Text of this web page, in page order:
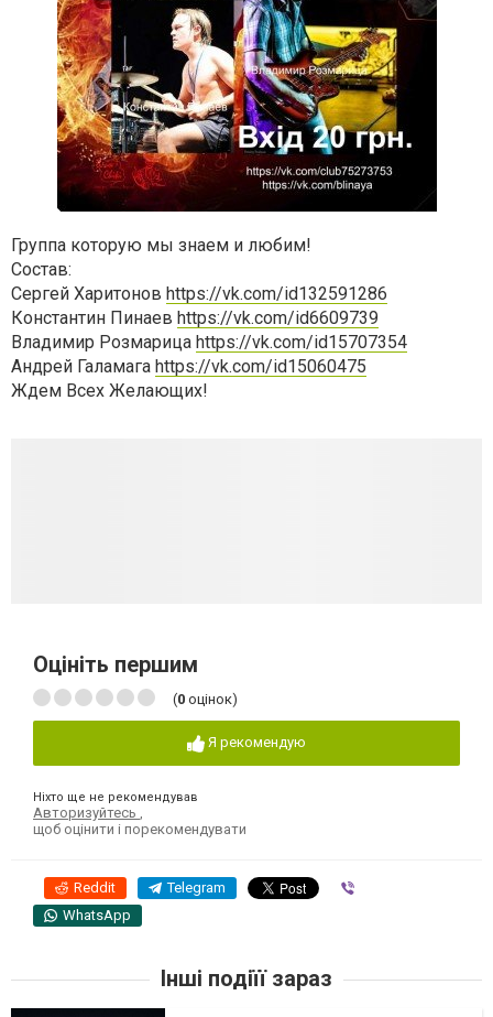
Группа которую мы знаем и любим!
Состав:
Сергей Харитонов https://vk.com/id132591286
Константин Пинаев https://vk.com/id6609739
Владимир Розмарица https://vk.com/id15707354
Андрей Галамага https://vk.com/id15060475
Ждем Всех Желающих!
Оцініть першим
(0 оцінок)
Я рекомендую
Ніхто ще не рекомендував
Авторизуйтесь
щоб оцінити і порекомендувати
Reddit Telegram
WhatsApp
Інші подіїї зараз